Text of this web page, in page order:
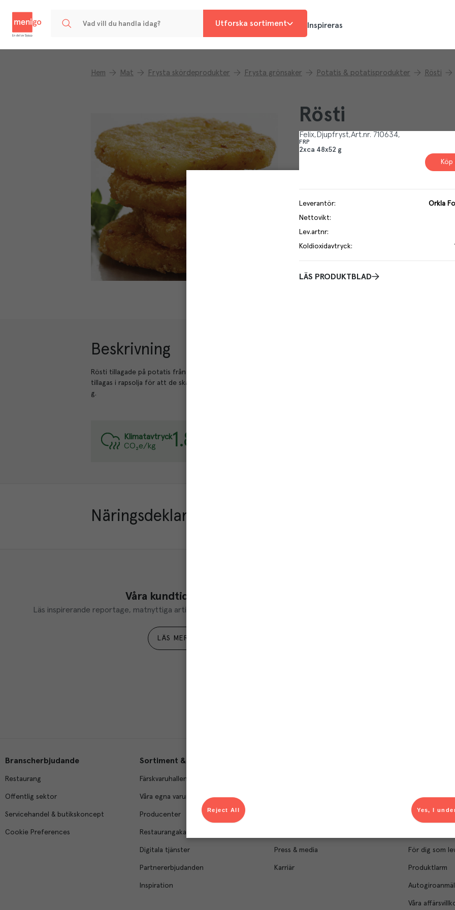
Utforska sortiment Inspireras
Hem Mat Frysta skördeprodukter Frysta grönsaker Potatis & potatisprodukter Rösti
Rösti
Felix Djupfryst Art.nr. 710634
FRP
2xca 48x52 g
Köp
Leverantör:
Orkla
Nettovikt:
Lev.artnr:
Koldioxidavtryck:
LÄS PRODUKTBLAD
Beskrivning
Rösti tillagade på potatis från utvalda odlare. Röstin görs på riven potatis blandad med lök som
tillagas i rapsolja för att de ska bli extra krispiga och goda. Tillagade i Eslöv. 5 kg. ca 96 st à 52
g.
Klimatavtryck
CO₂e/kg
1.8
Näringsdeklaration
Våra kundtidningar
Läs inspirerande reportage, matnyttiga artiklar och ta del av aktuella kampanjer.
LÄS MER
Du som är Menigo-
Branscherbjudande
Restaurang
Offentlig sektor
Servicehandel & butikskoncept
Cookie Preferences
Sortiment & tjänster
Färskvaruhallen
Våra egna varumärken
Producenter
Restaurangakademien
Digitala tjänster
Partnererbjudanden
Inspiration
Press & media
Karriär
Kundservice
Säljavdelning
För dig som
Produktlarm
Våra
Yes, I
Reject All